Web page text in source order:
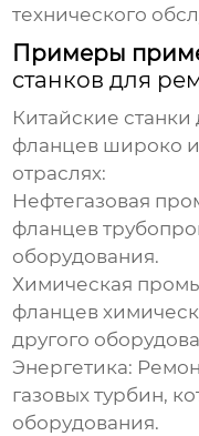
технического
Примеры
станков для
Китайские
фланцев широко
отраслях:
Нефтегазовая
фланцев
оборудования.
Химическая
фланцев
другого
Энергетика:
газовых турбин,
оборудования.